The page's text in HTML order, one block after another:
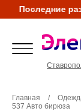
Последние
Главная /
537 Авто бирюза